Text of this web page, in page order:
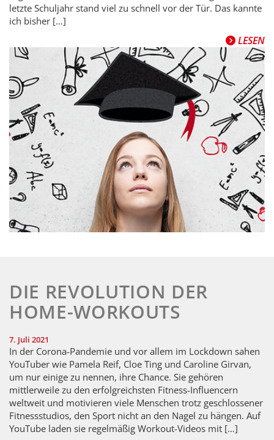
letzte Schuljahr stand viel zu schnell vor der Tür. Das kannte
ich bisher […]
LESEN
DIE REVOLUTION DER
HOME-WORKOUTS
7. Juli 2021
In der Corona-Pandemie und vor allem im Lockdown sahen
YouTuber wie Pamela Reif, Cloe Ting und Caroline Girvan,
um nur einige zu nennen, ihre Chance. Sie gehören
mittlerweile zu den erfolgreichsten Fitness-Influencern
weltweit und motivieren viele Menschen trotz geschlossener
Fitnessstudios, den Sport nicht an den Nagel zu hängen. Auf
YouTube laden sie regelmäßig Workout-Videos mit […]